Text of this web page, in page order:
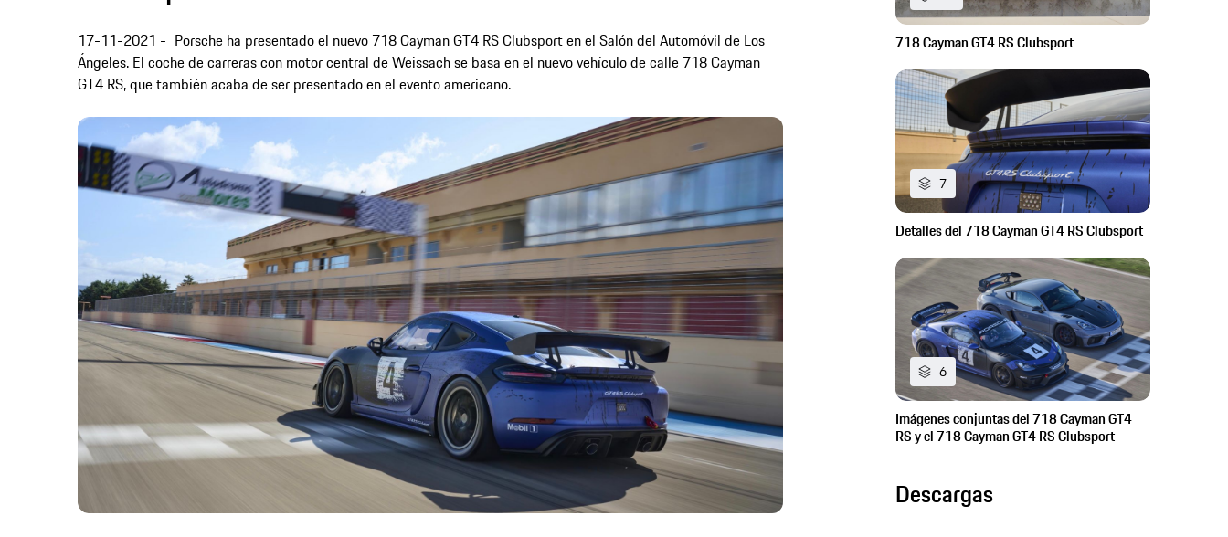
17-11-2021
Porsche ha presentado el nuevo 718 Cayman GT4 RS Clubsport en el Salón del Automóvil de Los
Ángeles. El coche de carreras con motor central de Weissach se basa en el nuevo vehículo de calle 718 Cayman
GT4 RS, que también acaba de ser presentado en el evento americano.
718 Cayman GT4 RS Clubsport
7
Detalles del 718 Cayman GT4 RS Clubsport
6
Imágenes conjuntas del 718 Cayman GT4
RS y el 718 Cayman GT4 RS Clubsport
Descargas